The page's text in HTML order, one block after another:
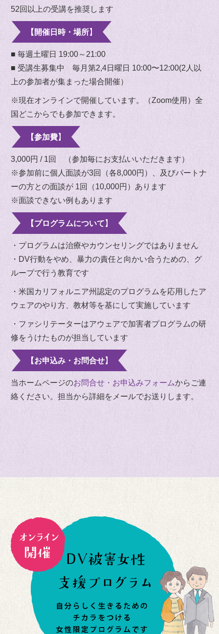
52回以上の受講を推奨します
【開催日時・場所】
■ 毎週土曜日 19:00～21:00
■ 受講生募集中 毎月第2,4日曜日 10:00〜12:00(2人以
上の参加者が集まった場合開催）
※現在オンラインで開催しています。（Zoom使用）全
国どこからでも参加できます。
【参加費】
3,000円 / 1回 （参加毎にお支払いいただきます）
※参加前に個人面談が3回（各8,000円）、及びパートナ
ーの方との面談が 1回（10,000円）あります
※面談できない例もあります
【プログラムについて】
・プログラムは治療やカウンセリングではありません
・DV行動をやめ、暴力の責任と向かい合うための、グ
ループで行う教育です
・米国カリフォルニア州認定のプログラムを応用したア
ウェアのやり方、教材等を基にして実施しています
・ファシリテーターはアウェアで加害者プログラムの研
修をうけたものが担当しています
【お申込み・お問合せ】
当ホームページのお問合せ・お申込みフォームからご連
絡ください。担当から詳細をメールでお送りします。